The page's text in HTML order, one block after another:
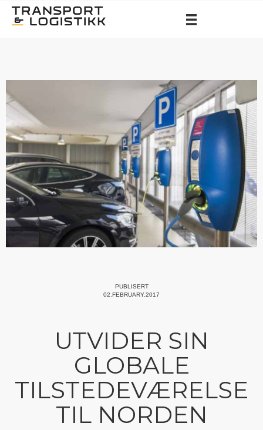
PUBLISERT
02.FEBRUARY.2017
UTVIDER SIN
GLOBALE
TILSTEDEVÆRELSE
TIL NORDEN